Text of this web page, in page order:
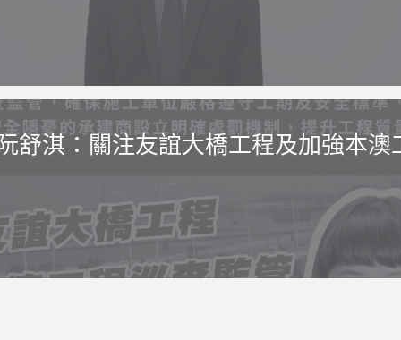
舒淇：關注友誼大橋工程及加強本澳